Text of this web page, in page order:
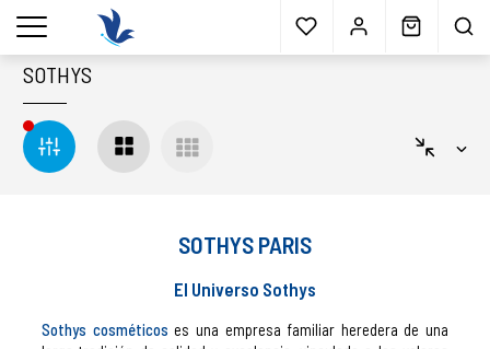
Envío gratisa partir 40€* Muestras gratis Blog
menu
SOTHYS
SOTHYS PARIS
El Universo Sothys
Sothys cosméticos es una empresa familiar heredera de una